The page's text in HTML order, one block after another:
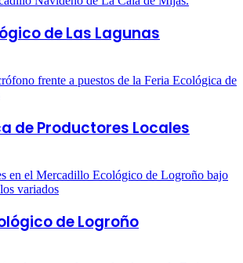
de Las Lagunas
de Productores Locales
de Logroño